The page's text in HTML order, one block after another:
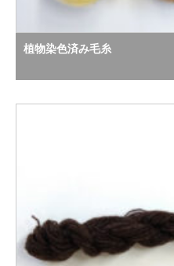
植物染色済み毛糸